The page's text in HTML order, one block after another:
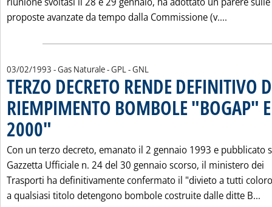
proposte avanzate da tempo dalla Commissione (v....
03/02/1993 - Gas Naturale - GPL - GNL
TERZO DECRETO RENDE DEFINITIVO
RIEMPIMENTO BOMBOLE "BOGAP"
2000"
Con un terzo decreto, emanato il 2 gennaio 1993 e pubblicato
Gazzetta Ufficiale n. 24 del 30 gennaio scorso, il ministero dei
Trasporti ha definitivamente confermato il "divieto a tutti
a qualsiasi titolo detengono bombole costruite dalle ditte B...